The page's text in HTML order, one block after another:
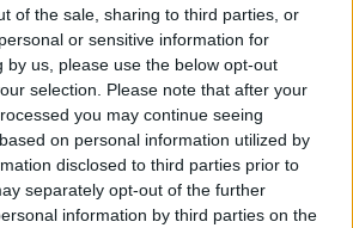
of the sale, sharing to third parties, or
or sensitive information for
by us, please use the below opt-out
selection. Please note that after your
you may continue seeing
on personal information utilized by
disclosed to third parties prior to
separately opt-out of the further
information by third parties on the
ειλικρίνεια για την
δημιουργήσει οικογένεια και για
χρειάζεται να απολογείται γι’
αισθανθεί ότι με έναν
να γεράσω μαζί, ότι δεν θα
ενδεχομένως δεν θα με
λέει χαρακτηριστικά.